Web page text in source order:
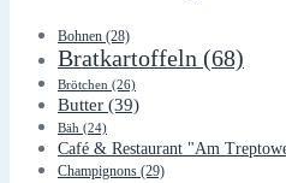
Bohnen (28)
Bratkartoffeln (68)
Brötchen (26)
Butter (39)
Bäh (24)
Café & Restaurant "Am
Champignons (29)